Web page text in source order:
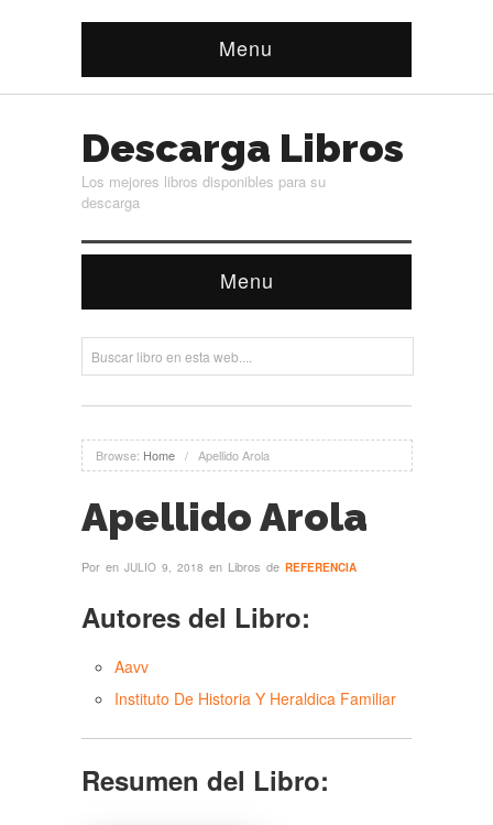
Menu
Descarga Libros
Los mejores libros disponibles para su
descarga
Menu
Browse: Home / Apellido Arola
Apellido Arola
Por en JULIO 9, 2018 en Libros de REFERENCIA
Autores del Libro:
Aavv
Instituto De Historia Y Heraldica Familiar
Resumen del Libro: